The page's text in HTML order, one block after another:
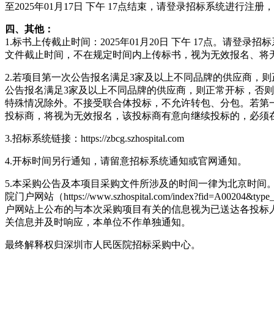
至2025年01月17日 下午 17点结束，请登录招标系统进行注册
四、其他：
1.标书上传截止时间：2025年01月20日 下午 17点。请登录招标
文件截止时间，不在规定时间内上传标书，视为无效报名、将
2.若项目第一次公告报名满足3家及以上不同品牌的供应商，
公告报名满足3家及以上不同品牌的供应商，则正常开标，否
特殊情况除外。不接受联合体投标，不允许转包、分包。若
投标商，将视为无效报名，该投标商有意向继续投标的，必须
3.招标系统链接：https://zbcg.szhospital.com
4.开标时间另行通知，请留意招标系统通知或官网通知。
5.本采购公告及本项目采购文件所涉及的时间一律为北京时
院门户网站（https://www.szhospital.com/
户网站上公布的与本次采购项目有关的信息视为已送达各投
关信息并及时响应，本单位不作单独通知。
最终解释权归深圳市人民医院招标采购中心。